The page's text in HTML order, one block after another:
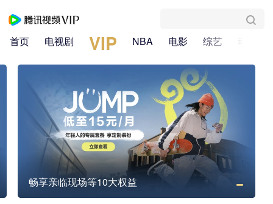
首页 电视剧 VIP NBA 电影 综艺
畅享亲临现场等10大权益